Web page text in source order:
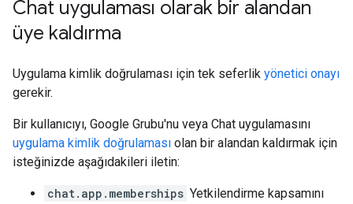
Chat uygulaması olarak bir alandan
üye kaldırma
Uygulama kimlik doğrulaması için tek seferlik yönetici onayı
gerekir.
Bir kullanıcıyı, Google Grubu'nu veya Chat uygulamasını
uygulama kimlik doğrulaması olan bir alandan kaldırmak için
isteğinizde aşağıdakileri iletin:
chat.app.memberships Yetkilendirme kapsamını